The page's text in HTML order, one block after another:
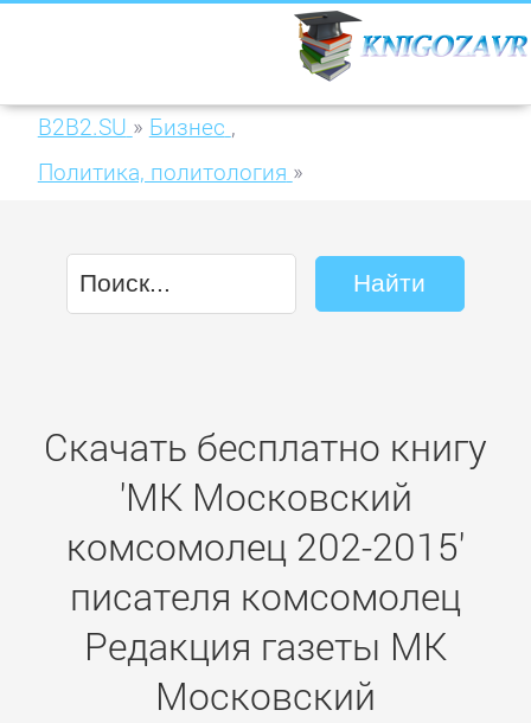
B2B2.SU » Бизнес ,
Политика, политология »
Скачать бесплатно книгу
'МК Московский
комсомолец 202-2015'
писателя комсомолец
Редакция газеты МК
Московский